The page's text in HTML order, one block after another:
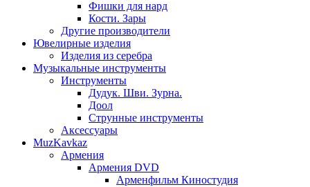
Фишки для нард
Кости. Зары
Другие производители
Ювелирные изделия
Изделия из серебра
Музыкальные инструменты
Инструменты
Дудук. Шви. Зурна.
Доол
Струнные инструменты
Аксессуары
MuzKavkaz
Армения
Армения DVD
Арменфильм Киностудия